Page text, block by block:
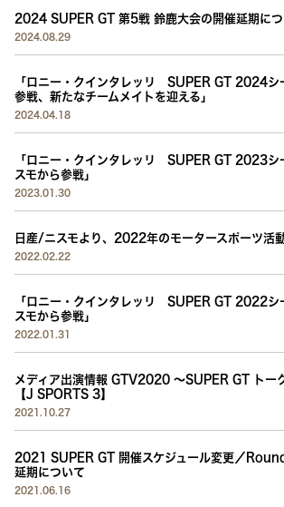
2024 SUPER GT 第5戦 鈴鹿大会の開催延期につ
2024.08.29
「ロニー・クインタレッリ SUPER GT 2024シ
参戦、新たなチームメイトを迎える」
2024.04.18
「ロニー・クインタレッリ SUPER GT 2023シ
スモから参戦」
2023.01.30
日産/ニスモより、2022年のモータースポーツ活
2022.02.22
「ロニー・クインタレッリ SUPER GT 2022シ
スモから参戦」
2022.01.31
メディア出演情報 GTV2020 〜SUPER GT トー
【J SPORTS 3】
2021.10.27
2021 SUPER GT 開催スケジュール変更／
延期について
2021.06.16